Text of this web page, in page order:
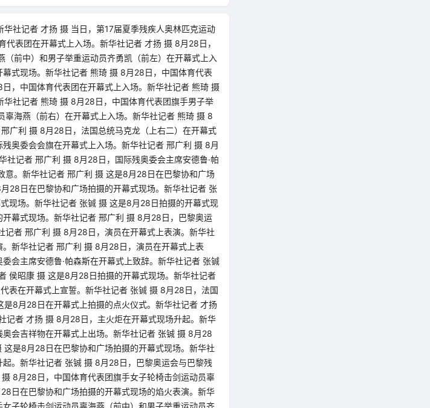
社记者 才扬 摄 当日，第17届夏季残疾人奥林匹克运动
表团在开幕式上入场。新华社记者 才扬 摄 8月28日，
前中）和男子举重运动员齐勇凯（前左）在开幕式上入
式现场。新华社记者 熊琦 摄 8月28日，中国体育代表
，中国体育代表团在开幕式上入场。新华社记者 熊琦 摄
社记者 熊琦 摄 8月28日，中国体育代表团旗手男子举
海燕（前右）在开幕式上入场。新华社记者 熊琦 摄 8
广利 摄 8月28日，法国总统马克龙（上右二）在开幕式
奥委会会旗在开幕式上入场。新华社记者 邢广利 摄 8月
社记者 邢广利 摄 8月28日，国际残奥委会主席安德鲁·帕
意。新华社记者 邢广利 摄 这是8月28日在巴黎协和广场
28日在巴黎协和广场拍摄的开幕式现场。新华社记者 张
现场。新华社记者 张铖 摄 这是8月28日拍摄的开幕式现
幕式现场。新华社记者 邢广利 摄 8月28日，巴黎奥运
记者 邢广利 摄 8月28日，演员在开幕式上表演。新华社
新华社记者 邢广利 摄 8月28日，演员在开幕式上表
会主席安德鲁·帕森斯在开幕式上致辞。新华社记者 张铖
侯昭康 摄 这是8月28日拍摄的开幕式现场。新华社记者
表在开幕式上宣誓。新华社记者 张铖 摄 8月28日，法国
8月28日在开幕式上拍摄的点火仪式。新华社记者 才扬
记者 才扬 摄 8月28日，主火炬在开幕式现场升起。新华
会吉祥物在开幕式上出场。新华社记者 张铖 摄 8月28
是8月28日在巴黎协和广场拍摄的开幕式现场。新华社
。新华社记者 张铖 摄 8月28日，巴黎奥运会与巴黎残
8月28日，中国体育代表团旗手女子轮椅击剑运动员辜
日在巴黎协和广场拍摄的开幕式现场的焰火表演。新华
子轮椅击剑运动员辜海燕（前中）和男子举重运动员齐